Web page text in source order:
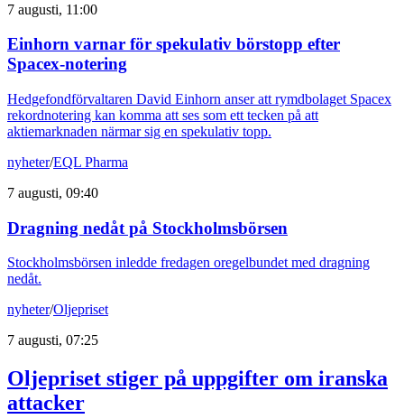
7 augusti, 11:00
Einhorn varnar för spekulativ börstopp efter
Spacex-notering
Hedgefondförvaltaren David Einhorn anser att rymdbolaget Spacex
rekordnotering kan komma att ses som ett tecken på att
aktiemarknaden närmar sig en spekulativ topp.
nyheter/EQL Pharma
7 augusti, 09:40
Dragning nedåt på Stockholmsbörsen
Stockholmsbörsen inledde fredagen oregelbundet med dragning
nedåt.
nyheter/Oljepriset
7 augusti, 07:25
Oljepriset stiger på uppgifter om iranska
attacker